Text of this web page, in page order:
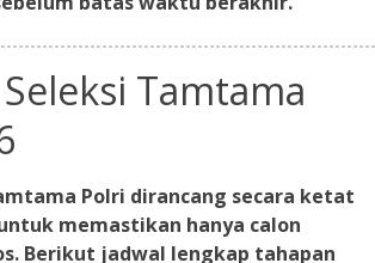
Tamtama
Polri dirancang secara ketat
memastikan hanya calon
Berikut jadwal lengkap tahapan